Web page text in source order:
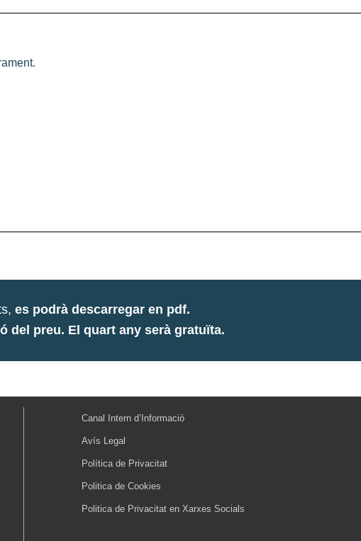
es podrà descarregar en pdf.
del preu. El quart any serà gratuïta.
Canal Intern d’Informació
Avís Legal
Política de Privacitat
Politica de Cookies
Politica de Privacitat en Xarxes Socials